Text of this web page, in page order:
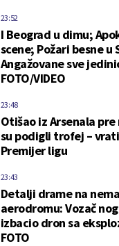
I Beograd u dimu;
scene; Požari besne u
Angažovane sve
FOTO/VIDEO
23:52
Otišao iz Arsenala
su podigli trofej –
Premijer ligu
23:48
Detalji drame na
aerodromu: Vozač
izbacio dron sa
FOTO
23:43